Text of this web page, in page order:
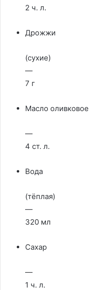
2 ч. л.
Дрожжи
(сухие)
—
7 г
Масло оливковое
—
4 ст. л.
Вода
(тёплая)
—
320 мл
Сахар
—
1 ч. л.